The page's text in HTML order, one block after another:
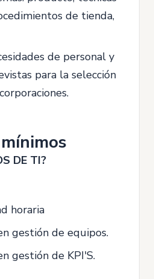
de tienda,
de personal y
para la selección
DE TI?
horaria
gestión de equipos.
gestión de KPI'S.